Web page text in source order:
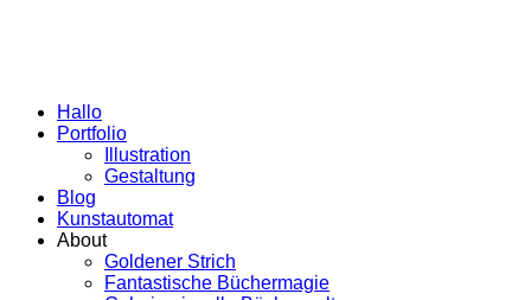
Hallo
Portfolio
Illustration
Gestaltung
Blog
Kunstautomat
About
Goldener Strich
Fantastische Büchermagie